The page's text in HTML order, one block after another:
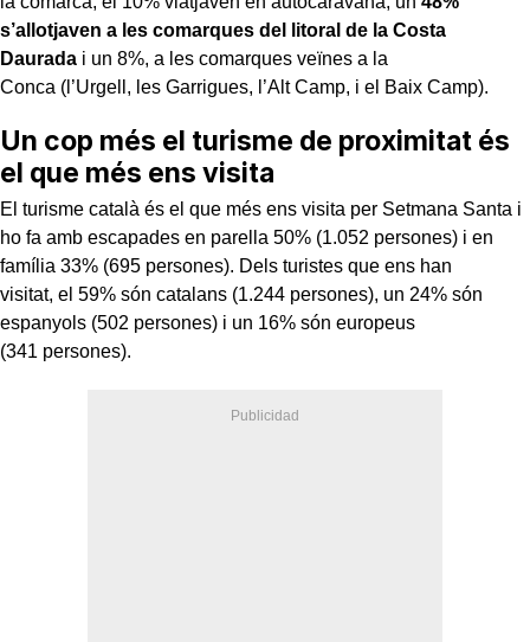
s’allotjaven a les comarques del litoral de la Costa
Daurada i un 8%, a les comarques veïnes a la
Conca (l’Urgell, les Garrigues, l’Alt Camp, i el Baix Camp).
Un cop més el turisme de proximitat és
el que més ens visita
El turisme català és el que més ens visita per Setmana Santa i
ho fa amb escapades en parella 50% (1.052 persones) i en
família 33% (695 persones). Dels turistes que ens han
visitat, el 59% són catalans (1.244 persones), un 24% són
espanyols (502 persones) i un 16% són europeus
(341 persones).